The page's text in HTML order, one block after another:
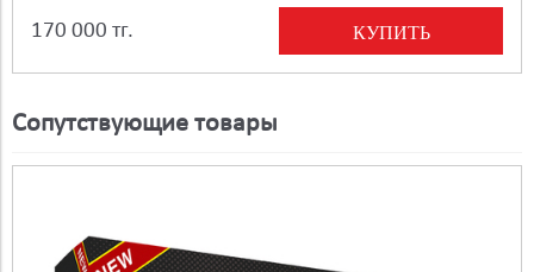
170 000 тг. КУПИТЬ
Сопутствующие товары